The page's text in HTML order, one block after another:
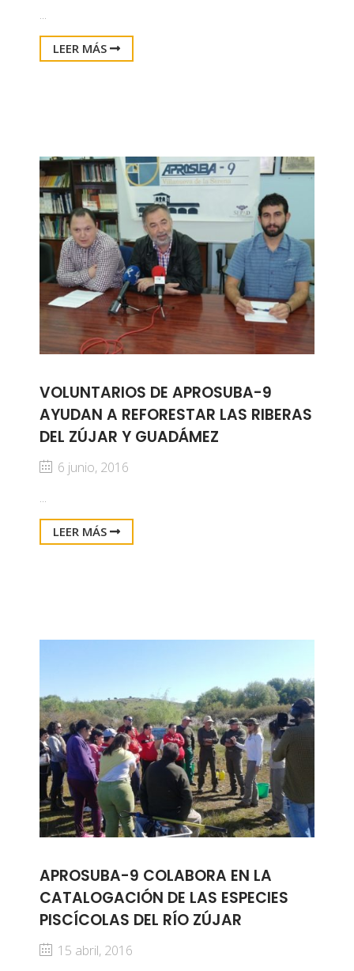
...
LEER MÁS
VOLUNTARIOS DE APROSUBA-9
AYUDAN A REFORESTAR LAS RIBERAS
DEL ZÚJAR Y GUADÁMEZ
6 junio, 2016
...
LEER MÁS
APROSUBA-9 COLABORA EN LA
CATALOGACIÓN DE LAS ESPECIES
PISCÍCOLAS DEL RÍO ZÚJAR
15 abril, 2016